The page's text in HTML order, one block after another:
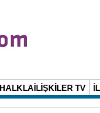
HALKLAİLİŞKİLER TV